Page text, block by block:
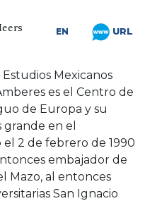
EN URL
Mexicanos
es el Centro de
de Europa y su
grande en el
2 de febrero de 1990
embajador de
Mazo, al entonces
San Ignacio